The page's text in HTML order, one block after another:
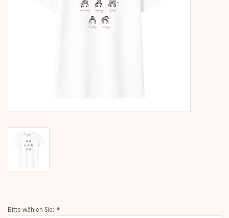
Kera Till X THERESIENTHAL
Bitte wählen Sie: *